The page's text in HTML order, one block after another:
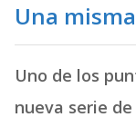
Una
Uno de los
nueva serie